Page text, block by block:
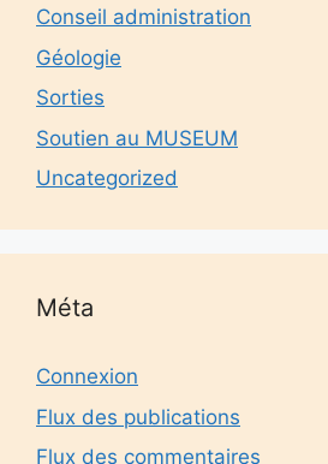
Conseil administration
Géologie
Sorties
Soutien au MUSEUM
Uncategorized
Méta
Connexion
Flux des publications
Flux des commentaires